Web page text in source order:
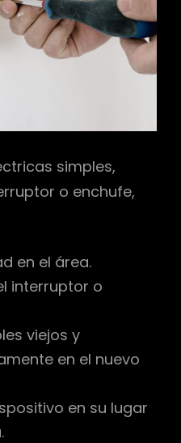
simples,
o enchufe,
en el área.
interruptor o
viejos y
en el nuevo
en su lugar